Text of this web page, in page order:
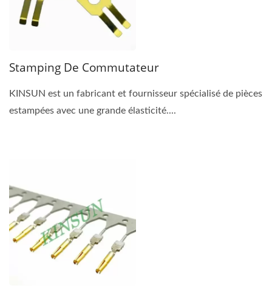
Stamping De Commutateur
KINSUN est un fabricant et fournisseur spécialisé de pièces
estampées avec une grande élasticité....